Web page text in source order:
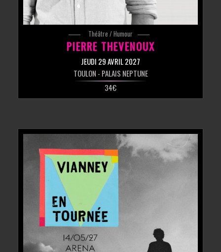
Théâtre / Humour
PIERRE THEVENOUX
JEUDI 29 AVRIL 2027
TOULON - PALAIS NEPTUNE
34€